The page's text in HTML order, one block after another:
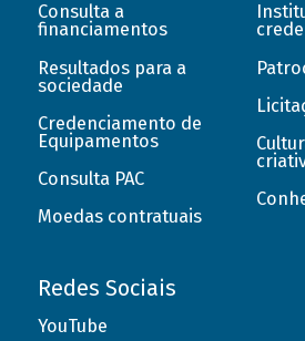
Consulta a
financiamentos
Resultados para a
sociedade
Credenciamento de
Equipamentos
Consulta PAC
Moedas contratuais
Redes Sociais
YouTube